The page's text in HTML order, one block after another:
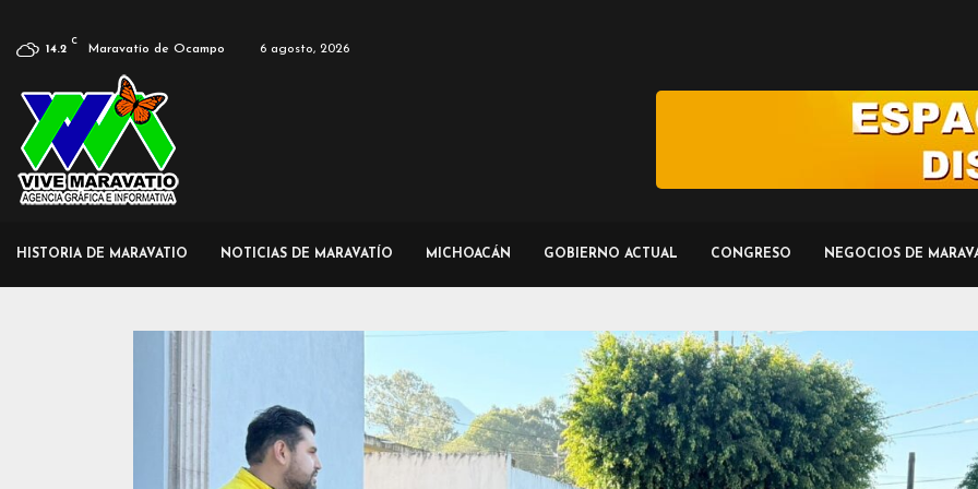
14.2
C
Maravatío de Ocampo 6 agosto, 2026
HISTORIA DE MARAVATIO NOTICIAS DE MARAVATÍO MICHOACÁN GOBIERNO ACTUAL CONGRESO NEGOCIOS DE